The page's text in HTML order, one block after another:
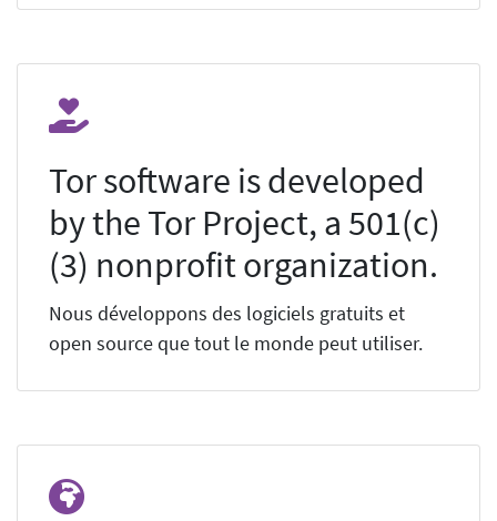
Tor software is developed
by the Tor Project, a 501(c)
(3) nonprofit organization.
Nous développons des logiciels gratuits et
open source que tout le monde peut utiliser.